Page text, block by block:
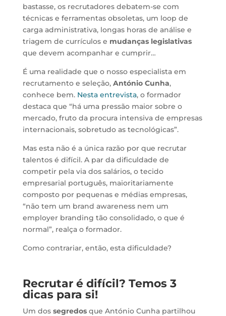
bastasse, os recrutadores debatem-se com
técnicas e ferramentas obsoletas, um loop de
carga administrativa, longas horas de análise e
triagem de currículos e mudanças legislativas
que devem acompanhar e cumprir…
É uma realidade que o nosso especialista em
recrutamento e seleção, António Cunha,
conhece bem. Nesta entrevista, o formador
destaca que “há uma pressão maior sobre o
mercado, fruto da procura intensiva de empresas
internacionais, sobretudo as tecnológicas”.
Mas esta não é a única razão por que recrutar
talentos é difícil. A par da dificuldade de
competir pela via dos salários, o tecido
empresarial português, maioritariamente
composto por pequenas e médias empresas,
“não tem um brand awareness nem um
employer branding tão consolidado, o que é
normal”, realça o formador.
Como contrariar, então, esta dificuldade?
Recrutar é difícil? Temos 3
dicas para si!
Um dos segredosque António Cunha partilhou